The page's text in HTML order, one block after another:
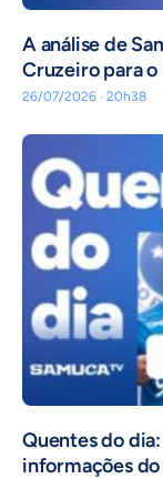
A análise de
Cruzeiro para
26/07/2026 · 20h38
Quentes do
informações